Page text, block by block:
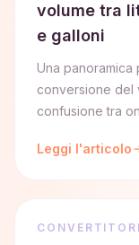
volume tra
e galloni
Una panoramica
conversione del
confusione tra
Leggi l'articolo